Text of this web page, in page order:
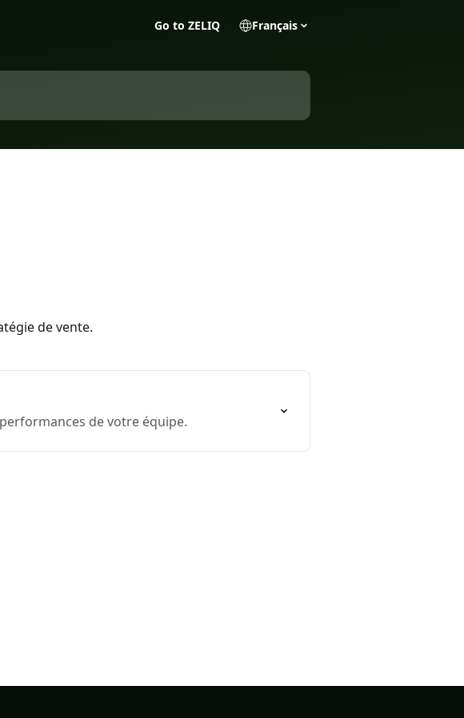
Go to ZELIQ Français
de vente.
de votre équipe.